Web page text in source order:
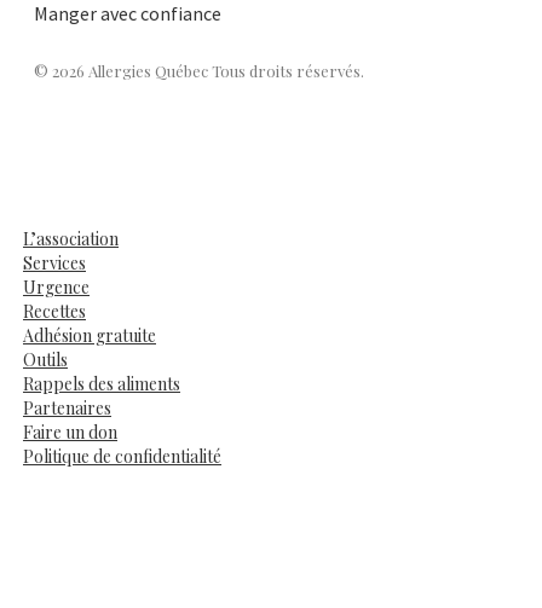
Manger avec confiance
© 2026 Allergies Québec Tous droits réservés.
L’association
Services
Urgence
Recettes
Adhésion gratuite
Outils
Rappels des aliments
Partenaires
Faire un don
Politique de confidentialité